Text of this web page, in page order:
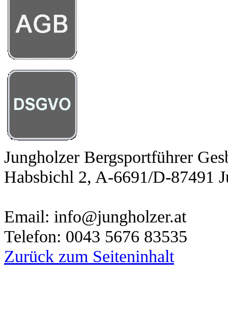
Jungholzer Bergsportführer
Habsbichl 2, A-6691/D-87491
Email: info@jungholzer.at
Telefon: 0043 5676 83535
Zurück zum Seiteninhalt